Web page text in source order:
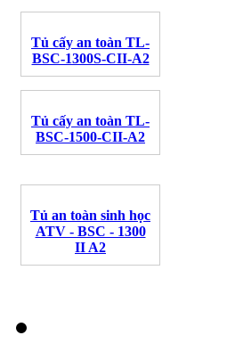
Tủ cấy an toàn TL-
BSC-1300S-CII-A2
Tủ cấy an toàn TL-
BSC-1500-CII-A2
Tủ an toàn sinh học
ATV - BSC - 1300
II A2